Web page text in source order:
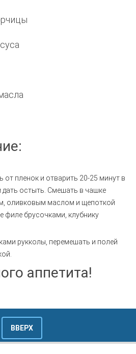
от пленок и отварить 20-25 минут в
дать остыть. Смешать в чашке
оливковым маслом и щепоткой
филе брусочками, клубнику
рукколы, перемешать и полей
аппетита!
ВВЕРХ